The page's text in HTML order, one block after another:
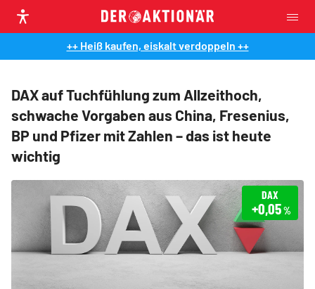
++ Heiß kaufen, eiskalt verdoppeln ++
DAX auf Tuchfühlung zum Allzeithoch,
schwache Vorgaben aus China, Fresenius,
BP und Pfizer mit Zahlen – das ist heute
wichtig
DAX
+0,05%